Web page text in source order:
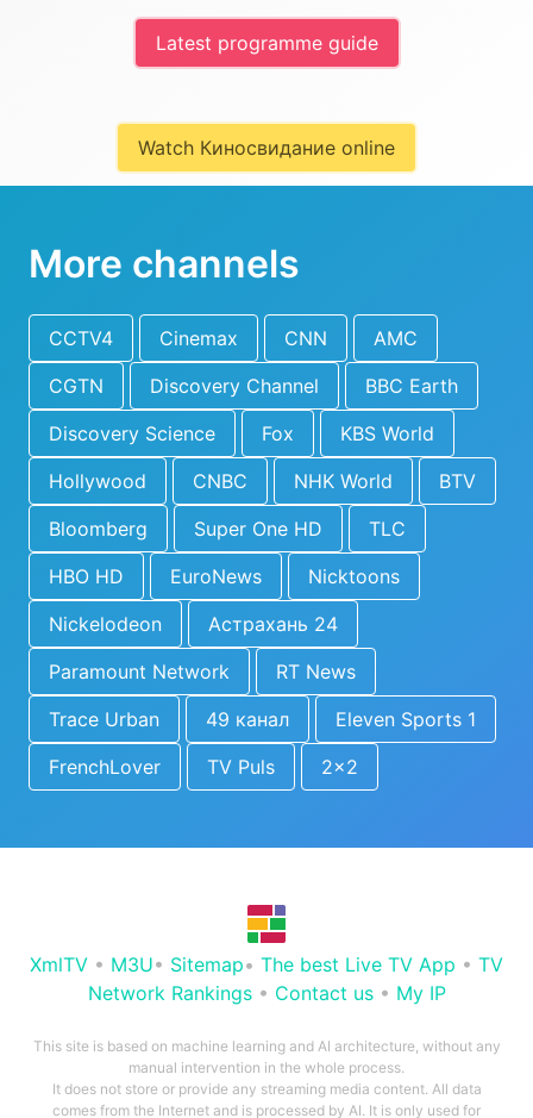
Latest programme guide
Watch Киносвидание online
More channels
CCTV4 Cinemax CNN
AMC
CGTN
Discovery Channel
BBC Earth
Discovery Science
Fox
KBS World
Hollywood
CNBC NHK World
BTV
Bloomberg
Super One HD
TLC
HBO HD
EuroNews
Nicktoons
Nickelodeon
Астрахань 24
Paramount Network
RT News
Trace Urban
49 канал
Eleven Sports 1
FrenchLover
TV Puls 2x2
XmlTV • M3U• Sitemap• The best Live TV App • TV
Network Rankings• Contact us• My IP
This site is based on machine learning and AI architecture, without any
manual intervention in the whole process.
It does not store or provide any streaming media content. All data
comes from the Internet and is processed by AI. It is only used for